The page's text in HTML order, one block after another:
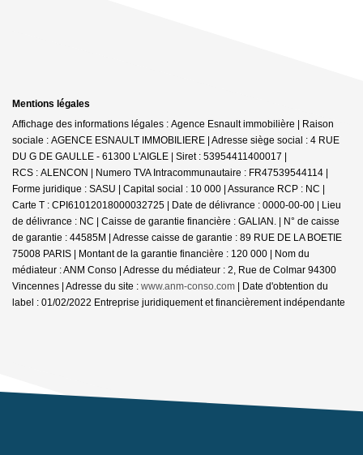
Mentions légales
Affichage des informations légales : Agence Esnault immobilière | Raison
sociale : AGENCE ESNAULT IMMOBILIERE | Adresse siège social : 4 RUE
DU G DE GAULLE - 61300 L'AIGLE | Siret : 53954411400017 |
RCS : ALENCON | Numero TVA Intracommunautaire : FR47539544114 |
Forme juridique : SASU | Capital social : 10 000 | Assurance RCP : NC |
Carte T : CPI61012018000032725 | Date de délivrance : 0000-00-00 | Lieu
de délivrance : NC | Caisse de garantie financière : GALIAN. | N° de caisse
de garantie : 44585M | Adresse caisse de garantie : 89 RUE DE LA BOETIE
75008 PARIS | Montant de la garantie financière : 120 000 | Nom du
médiateur : ANM Conso | Adresse du médiateur : 2, Rue de Colmar 94300
Vincennes | Adresse du site : www.anm-conso.com | Date d'obtention du
label : 01/02/2022 Entreprise juridiquement et financièrement indépendante